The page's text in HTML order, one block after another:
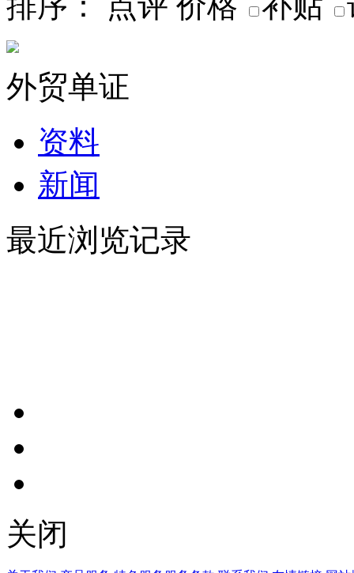
外贸单证
资料
新闻
最近浏览记录
关闭